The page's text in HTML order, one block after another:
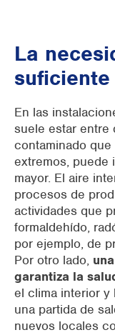
La
suficiente
En las
suele estar entre
contaminado
extremos, puede
mayor. El aire
procesos de
actividades que
formaldehído,
por ejemplo, de
Por otro lado,
garantiza la
el clima interior y
una partida de
nuevos locales